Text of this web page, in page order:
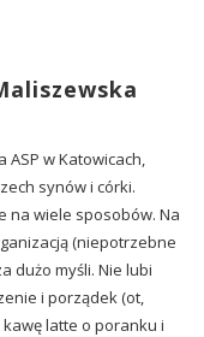
w Katowicach,
synów i córki.
na wiele sposobów. Na
(niepotrzebne
dużo myśli. Nie lubi
i porządek (ot,
latte o poranku i